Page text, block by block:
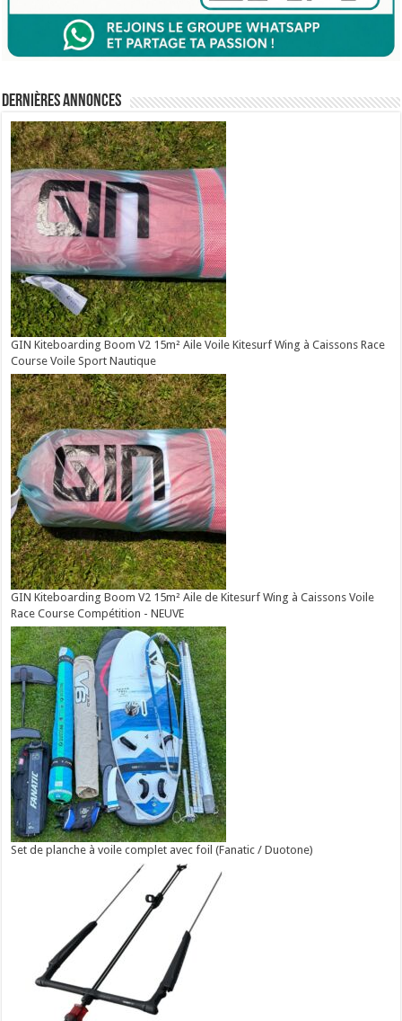
Dernières annonces
GIN Kiteboarding Boom V2 15m² Aile Voile Kitesurf Wing à Caissons Race
Course Voile Sport Nautique
GIN Kiteboarding Boom V2 15m² Aile de Kitesurf Wing à Caissons Voile
Race Course Compétition - NEUVE
Set de planche à voile complet avec foil (Fanatic / Duotone)